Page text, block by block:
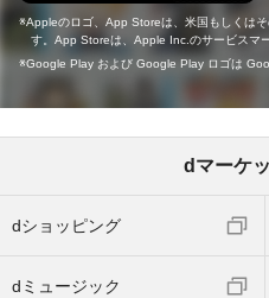
Appleのロゴ、App Storeは、米国もしくは
す。App Storeは、Apple Inc.のサービスマー
Google Play および Google Play ロゴは
dマーケ
dショッピング
dミュージック